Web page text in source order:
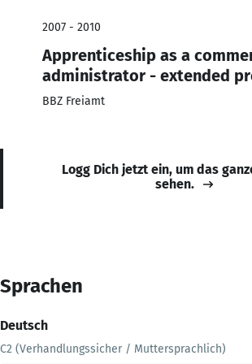
2007 - 2010
Apprenticeship as a
administrator - extended
BBZ Freiamt
Logg Dich jetzt ein, um das
sehen.
Sprachen
Deutsch
C2 (Verhandlungssicher / Muttersprachlich)